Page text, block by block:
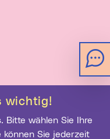
wichtig!
können Sie jederzeit